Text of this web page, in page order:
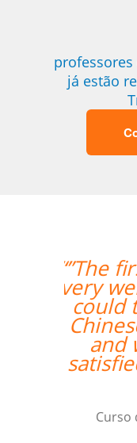
já estão
my
Enrico
has
Curso de